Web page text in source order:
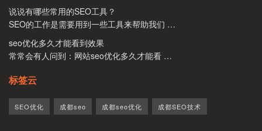
说说有哪些常用的SEO工具？
SEO的工作是需要用到一些工具来帮助我们 …
seo优化多久才能看到效果
常常会有人问到：网站seo优化多久才能看 …
标签云
SEO优化 成都seo 成都seo优化 成都SEO技术